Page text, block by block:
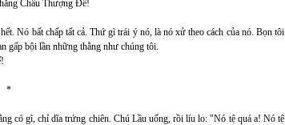
Châu Thượng Đế!
Nó bất chấp tất cả. Thứ gì trái ý nó, là nó xử theo cách của nó. Bọn tôi
gấp bội lần những thằng như chúng tôi.
*
có gì, chỉ dĩa trứng chiên. Chú Lầu uống, rồi líu lo: "Nó tệ quá a! Nó tệ